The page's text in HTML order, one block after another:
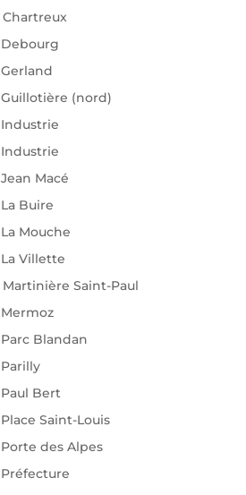
(nord)
Macé
Buire
Mouche
Villette
Saint-Paul
Blandan
Bert
Saint-Louis
des Alpes